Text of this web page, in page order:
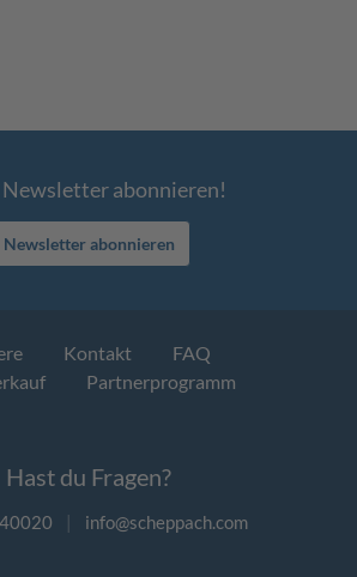
Newsletter abonnieren!
Newsletter abonnieren
Kontakt
FAQ
Partnerprogramm
Hast du Fragen?
| info@scheppach.com